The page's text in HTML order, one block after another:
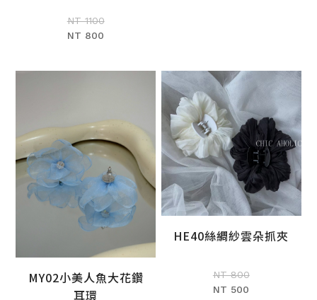
NT 1100
NT 800
加入購物車
MY02小美人魚大花鑽
耳環
HE40絲綢紗雲朵抓夾
NT 800
NT 500